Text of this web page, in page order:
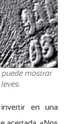
mostrar
en una